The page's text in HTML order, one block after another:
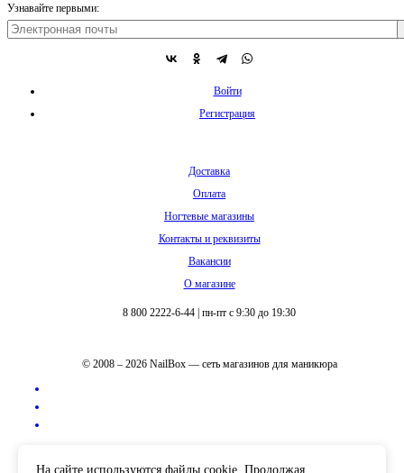
Узнавайте первыми:
Войти
Регистрация
Доставка
Оплата
Ногтевые магазины
Контакты и реквизиты
Вакансии
О магазине
8 800 2222-6-44 пн-пт с 9:30 до 19:30
© 2008 – 2026 NailBox — сеть магазинов для маникюра
На сайте используются файлы cookie. Продолжая